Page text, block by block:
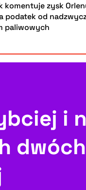
zysk Orlenu.
od
i